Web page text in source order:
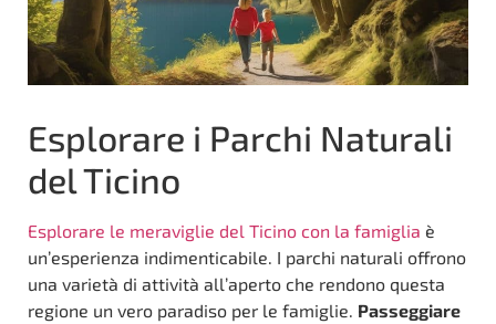
Esplorare i Parchi Naturali
del Ticino
Esplorare le meraviglie del Ticino con la famiglia è
un’esperienza indimenticabile. I parchi naturali offrono
una varietà di attività all’aperto che rendono questa
regione un vero paradiso per le famiglie. Passeggiare